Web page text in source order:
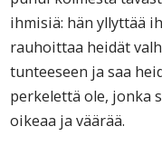
ihmisiä: hän yllyttää
rauhoittaa heidät
tunteeseen ja saa
perkelettä ole, jonka
oikeaa ja väärää.